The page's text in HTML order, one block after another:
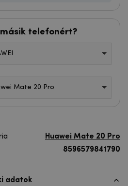
másik telefonért?
Mate 20 Pro
Huawei Mate 20 Pro
8596579841790
adatok